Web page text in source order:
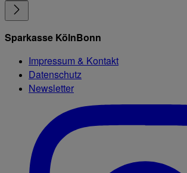
Sparkasse KölnBonn
Impressum & Kontakt
Datenschutz
Newsletter